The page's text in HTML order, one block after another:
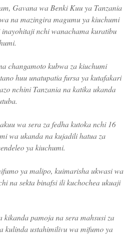
Gavana wa Benki Kuu ya Tanzania
na mazingira magumu ya kiuchumi
nchi wanachama kuratibu
changamoto kubwa za kiuchumi
huu unatupatia fursa ya kutafakari
nchini Tanzania na katika ukanda
wa sera za fedha kutoka nchi 16
wa ukanda na kujadili hatua za
ya kiuchumi.
ya malipo, kuimarisha ukwasi wa
na sekta binafsi ili kuchochea ukuaji
kikanda pamoja na sera mahsusi za
kulinda ustahimilivu wa mifumo ya